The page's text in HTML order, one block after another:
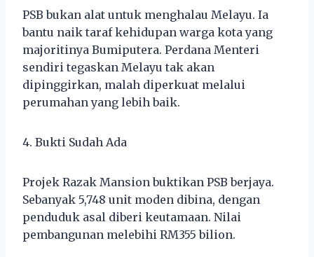
PSB bukan alat untuk menghalau Melayu. Ia
bantu naik taraf kehidupan warga kota yang
majoritinya Bumiputera. Perdana Menteri
sendiri tegaskan Melayu tak akan
dipinggirkan, malah diperkuat melalui
perumahan yang lebih baik.
4. Bukti Sudah Ada
Projek Razak Mansion buktikan PSB berjaya.
Sebanyak 5,748 unit moden dibina, dengan
penduduk asal diberi keutamaan. Nilai
pembangunan melebihi RM355 bilion.